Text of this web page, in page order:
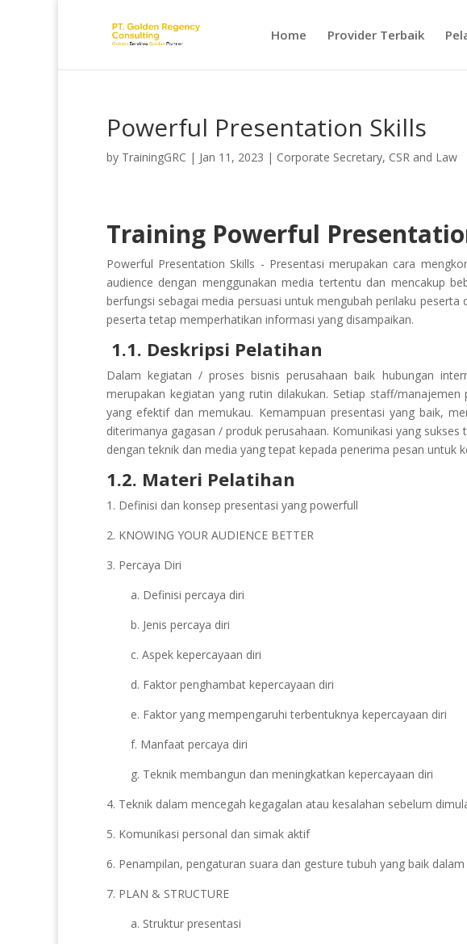
Home Provider Terbaik
Powerful Presentation Skills
by TrainingGRC | Jan 11, 2023 | Corporate Secretary, CSR and Law
Training Powerful
Powerful Presentation Skills - Presentasi merupakan cara
audience dengan menggunakan media tertentu dan mencakup
berfungsi sebagai media persuasi untuk mengubah perilaku
peserta tetap memperhatikan informasi yang disampaikan.
1.1. Deskripsi Pelatihan
Dalam kegiatan / proses bisnis perusahaan baik hubungan
merupakan kegiatan yang rutin dilakukan. Setiap staff/
yang efektif dan memukau. Kemampuan presentasi yang baik,
diterimanya gagasan / produk perusahaan. Komunikasi yang
dengan teknik dan media yang tepat kepada penerima pesan untuk
1.2. Materi Pelatihan
1. Definisi dan konsep presentasi yang powerfull
2. KNOWING YOUR AUDIENCE BETTER
3. Percaya Diri
a. Definisi percaya diri
b. Jenis percaya diri
c. Aspek kepercayaan diri
d. Faktor penghambat kepercayaan diri
e. Faktor yang mempengaruhi terbentuknya kepercayaan diri
f. Manfaat percaya diri
g. Teknik membangun dan meningkatkan kepercayaan diri
4. Teknik dalam mencegah kegagalan atau kesalahan sebelum
5. Komunikasi personal dan simak aktif
6. Penampilan, pengaturan suara dan gesture tubuh yang baik
7. PLAN & STRUCTURE
a. Struktur presentasi